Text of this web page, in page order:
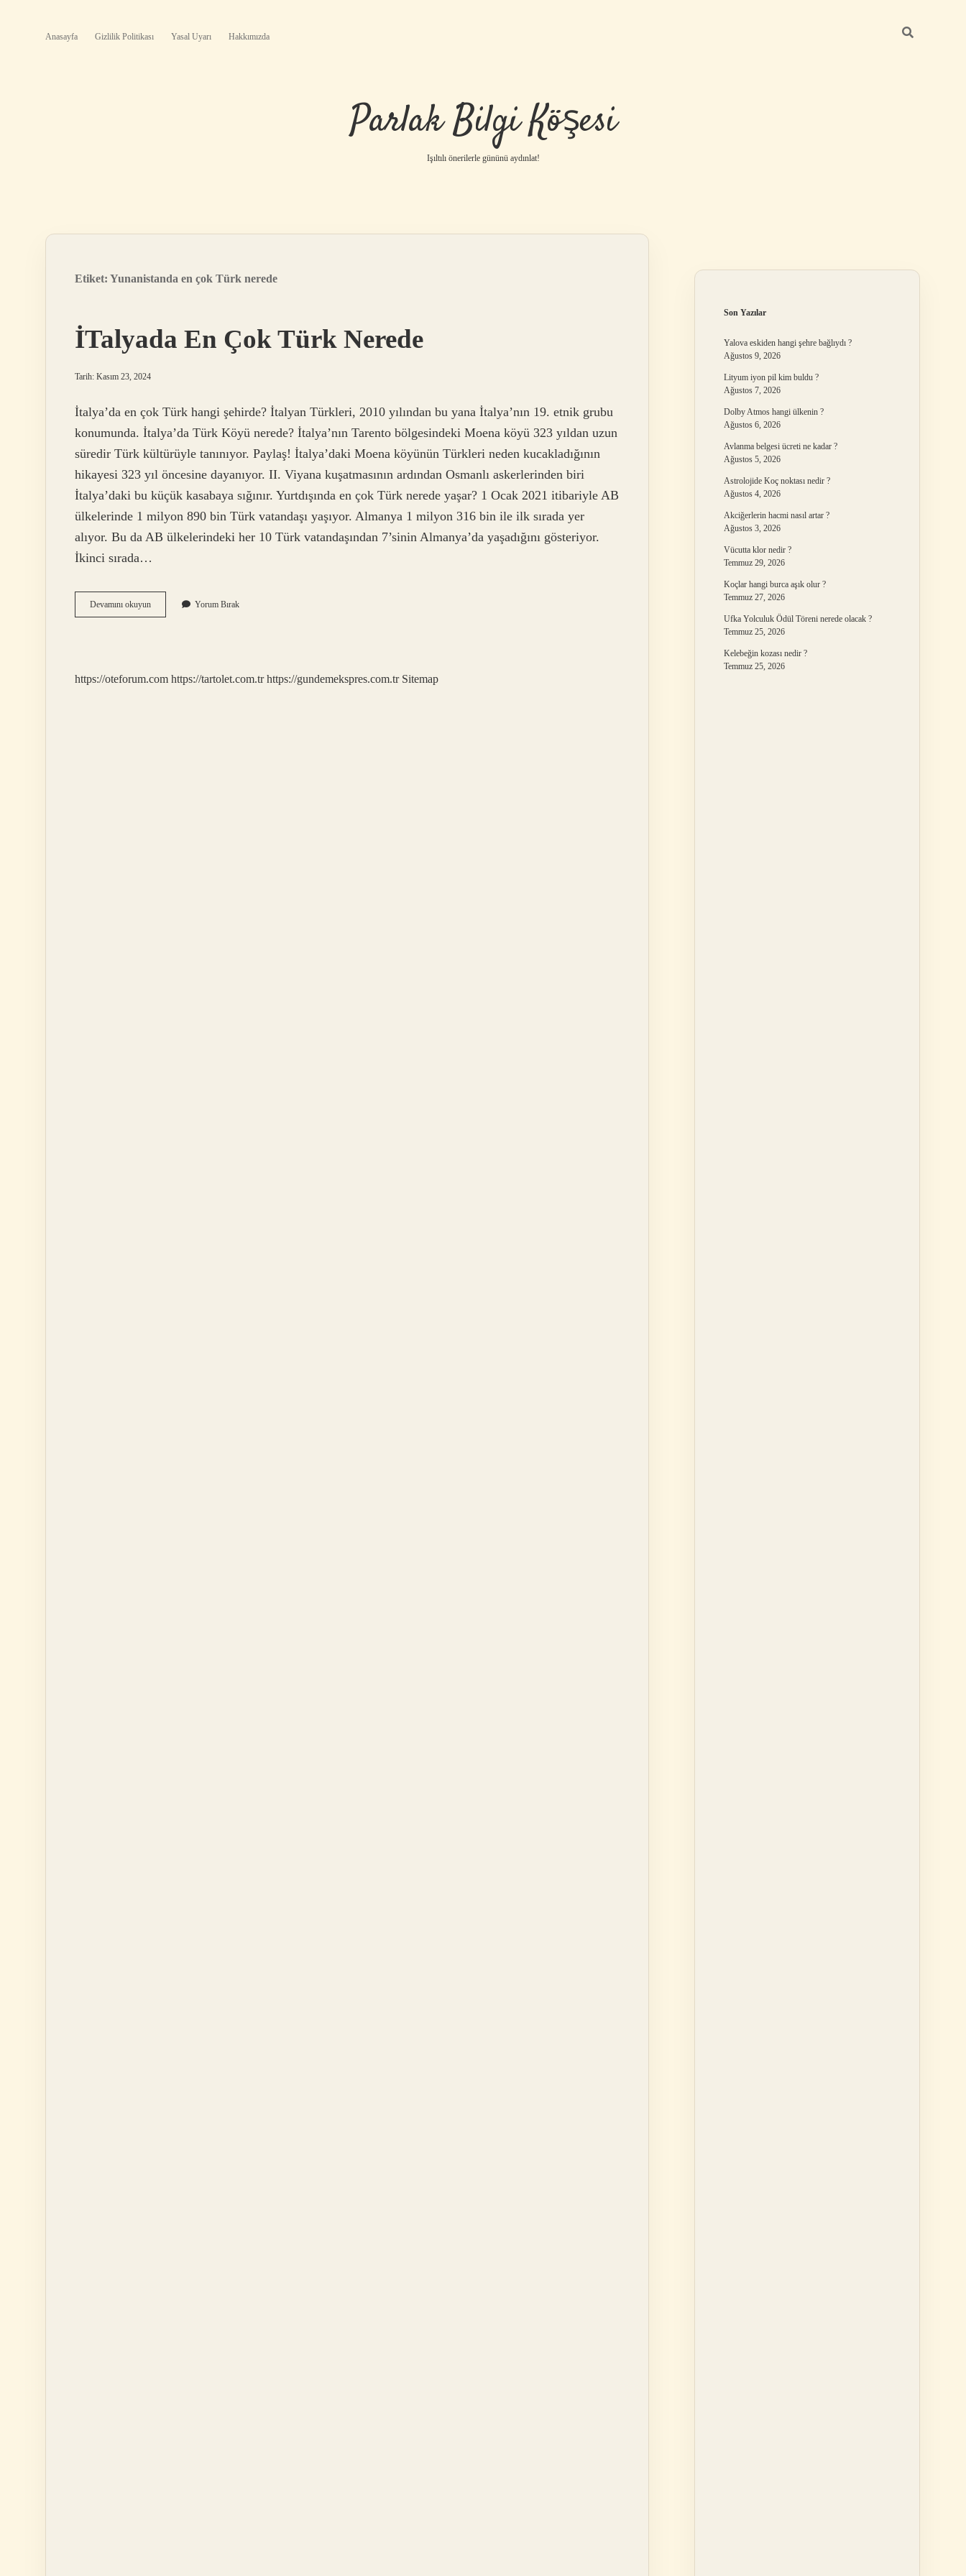
Anasayfa Gizlilik Politikası Yasal Uyarı Hakkımızda
Parlak Bilgi Köşesi
Işıltılı önerilerle gününü aydınlat!
Etiket: Yunanistanda en çok Türk nerede
İTalyada En Çok Türk Nerede
Tarih: Kasım 23, 2024
İtalya’da en çok Türk hangi şehirde? İtalyan Türkleri, 2010 yılından bu yana İtalya’nın 19. etnik grubu
konumunda. İtalya’da Türk Köyü nerede? İtalya’nın Tarento bölgesindeki Moena köyü 323 yıldan uzun
süredir Türk kültürüyle tanınıyor. Paylaş! İtalya’daki Moena köyünün Türkleri neden kucakladığının
hikayesi 323 yıl öncesine dayanıyor. II. Viyana kuşatmasının ardından Osmanlı askerlerinden biri
İtalya’daki bu küçük kasabaya sığınır. Yurtdışında en çok Türk nerede yaşar? 1 Ocak 2021 itibariyle AB
ülkelerinde 1 milyon 890 bin Türk vatandaşı yaşıyor. Almanya 1 milyon 316 bin ile ilk sırada yer
alıyor. Bu da AB ülkelerindeki her 10 Türk vatandaşından 7’sinin Almanya’da yaşadığını gösteriyor.
İkinci sırada…
Devamını okuyunİTalyada
En
Yorum Bırak
https://oteforum.com https://tartolet.com.tr https://gundemekspres.com.tr Sitemap
Son Yazılar
Yalova eskiden hangi şehre bağlıydı ?
Ağustos 9, 2026
Lityum iyon pil kim buldu ?
Ağustos 7, 2026
Dolby Atmos hangi ülkenin ?
Ağustos 6, 2026
Avlanma belgesi ücreti ne kadar ?
Ağustos 5, 2026
Astrolojide Koç noktası nedir ?
Ağustos 4, 2026
Akciğerlerin hacmi nasıl artar ?
Ağustos 3, 2026
Vücutta klor nedir ?
Temmuz 29, 2026
Koçlar hangi burca aşık olur ?
Temmuz 27, 2026
Ufka Yolculuk Ödül Töreni nerede olacak ?
Temmuz 25, 2026
Kelebeğin kozası nedir ?
Temmuz 25, 2026